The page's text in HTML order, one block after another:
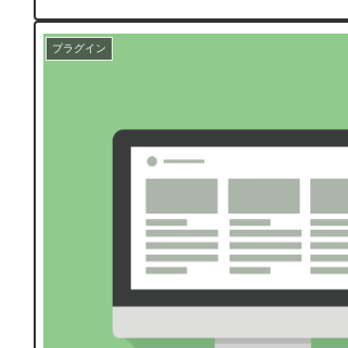
プラグイン